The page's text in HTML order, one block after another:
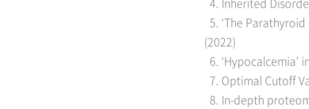
5. ‘The
(2022)
6.
7. Optimal Cutoff
8. In-depth